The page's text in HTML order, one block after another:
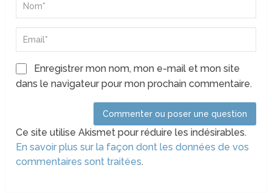
Enregistrer mon nom, mon e-mail et mon site
dans le navigateur pour mon prochain commentaire.
Ce site utilise Akismet pour réduire les indésirables.
En savoir plus sur la façon dont les données de vos
commentaires sont traitées.